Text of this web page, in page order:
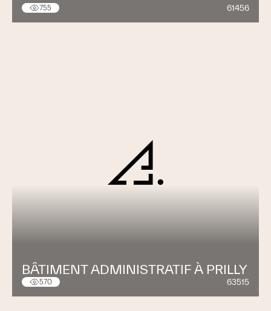
755 61456
BÂTIMENT ADMINISTRATIF À PRILLY
570 63515